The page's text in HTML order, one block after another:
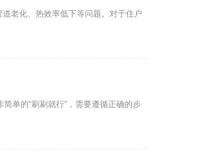
老化、热效率低下等问题。对于住户
单的“刷刷就行”，需要遵循正确的步